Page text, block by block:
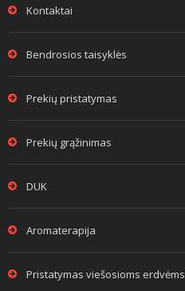
Kontaktai
Bendrosios taisyklės
Prekių pristatymas
Prekių grąžinimas
DUK
Aromaterapija
Pristatymas viešosioms erdvėms